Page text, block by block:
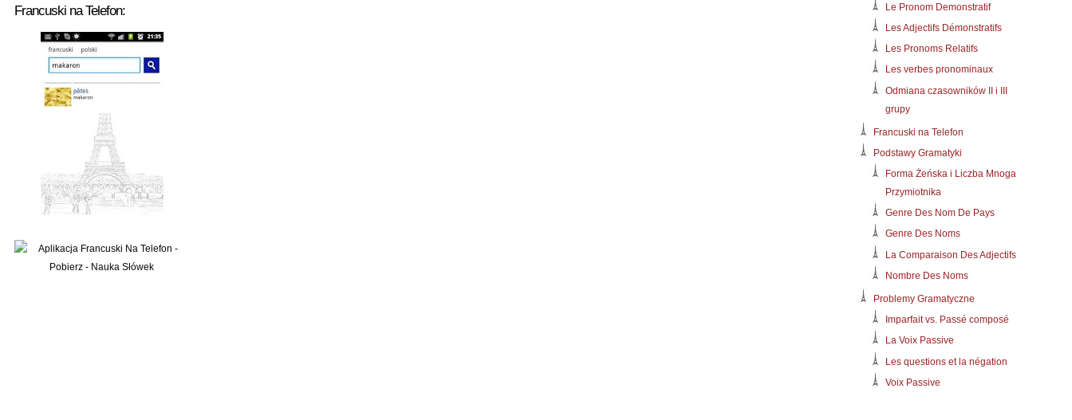
Le Pronom Demonstratif
Les Adjectifs Démonstratifs
Les Pronoms Relatifs
Les verbes pronominaux
Odmiana czasowników II i III
grupy
Francuski na Telefon
Podstawy Gramatyki
Forma Żeńska i Liczba Mnoga
Przymiotnika
Genre Des Nom De Pays
Genre Des Noms
La Comparaison Des Adjectifs
Nombre Des Noms
Problemy Gramatyczne
Imparfait vs. Passé composé
La Voix Passive
Les questions et la négation
Voix Passive
Francuski na Telefon: